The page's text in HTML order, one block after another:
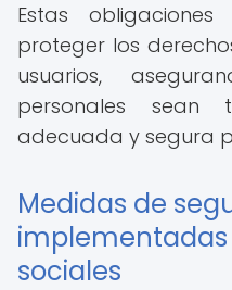
Estas
proteger los
usuarios,
personales sean
adecuada y segura
Medidas de
implementadas
sociales